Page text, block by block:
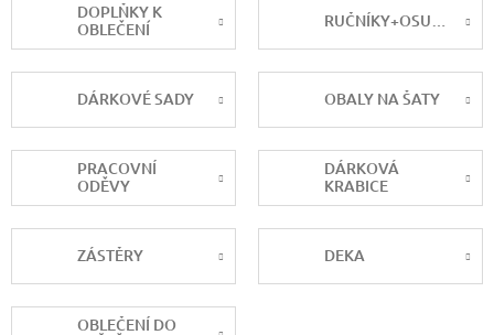
DOPLŇKY K
OBLEČENÍ
RUČNÍKY+OSUŠKY
DÁRKOVÉ SADY OBALY NA ŠATY
PRACOVNÍ
ODĚVY
DÁRKOVÁ
KRABICE
ZÁSTĚRY DEKA
OBLEČENÍ DO